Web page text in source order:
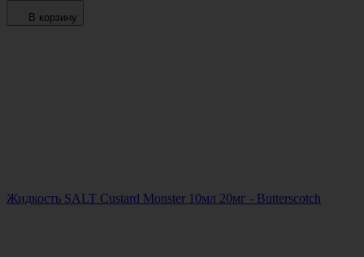
В корзину
Жидкость SALT Custard Monster 10мл 20мг - Butterscotch